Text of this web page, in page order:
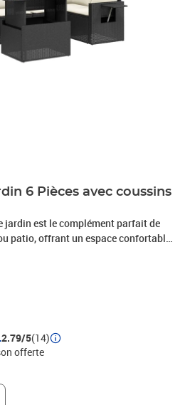
6 Pièces avec coussins
jardin est le complément parfait de
patio, offrant un espace confortable
la famille et les amis ou
sous le nom de poly rotin, est
et nécessitant peu d'entretien qui
léger, facile à nettoyer et
d'extérieur en raison de sa
de résistance aux
: le dessus de table peut être
haute, ce qui transforme la table
une table de salle à manger. Elle est
2.79/5(14)
offerte